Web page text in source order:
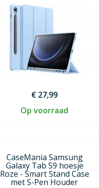
€ 27,99
Op voorraad
CaseMania Samsung
Galaxy Tab S9 hoesje
Roze - Smart Stand Case
met S-Pen Houder